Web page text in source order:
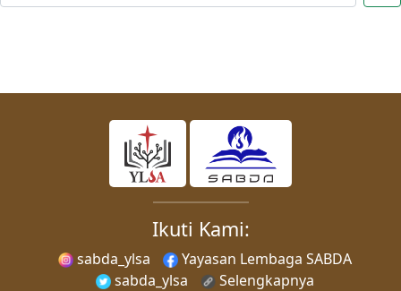
Ikuti Kami:
sabda_ylsa
Yayasan Lembaga SABDA
sabda_ylsa
Selengkapnya